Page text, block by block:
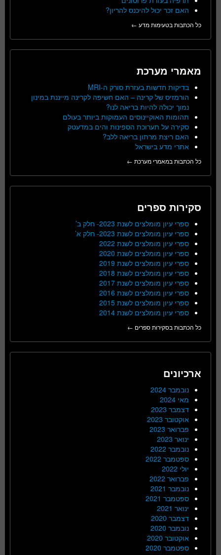
האם זכר יכול להיכנס להריון?
כל הכתבות בטעימות מדע ←
מאמרי מערכת
בדיקות חדשות בעזרת סורק ה-MRI
הורמזיס של קרינה – האם חשיפה לקרינה מייננת במינון
נמוך יכולה להיות בריאה לנו?
תהומות האוקיינוסים העמוקות ביותר בעולם
סקירה על תערוכת הספינות והים במדעטק
האם ריצת מרתון בריאה ללב?
אתרי מדע בישראל
כל הכתבות במאמרי מערכת ←
סקירות ספרים
ספרי עיון מומלצים לשנת 2023- חלק ב’
ספרי עיון מומלצים לשנת 2023- חלק א’
ספרי עיון מומלצים לשנת 2022
ספרי עיון מומלצים לשנת 2020
ספרי עיון מומלצים לשנת 2019
ספרי עיון מומלצים לשנת 2018
ספרי עיון מומלצים לשנת 2017
ספרי עיון מומלצים לשנת 2016
ספרי עיון מומלצים לשנת 2015
ספרי עיון מומלצים לשנת 2014
כל הכתבות בסקירות ספרים ←
ארכיונים
נובמבר 2024
מאי 2024
דצמבר 2023
אוקטובר 2023
פברואר 2023
ינואר 2023
נובמבר 2022
ספטמבר 2022
יולי 2022
פברואר 2022
נובמבר 2021
ספטמבר 2021
ינואר 2021
דצמבר 2020
נובמבר 2020
אוקטובר 2020
ספטמבר 2020